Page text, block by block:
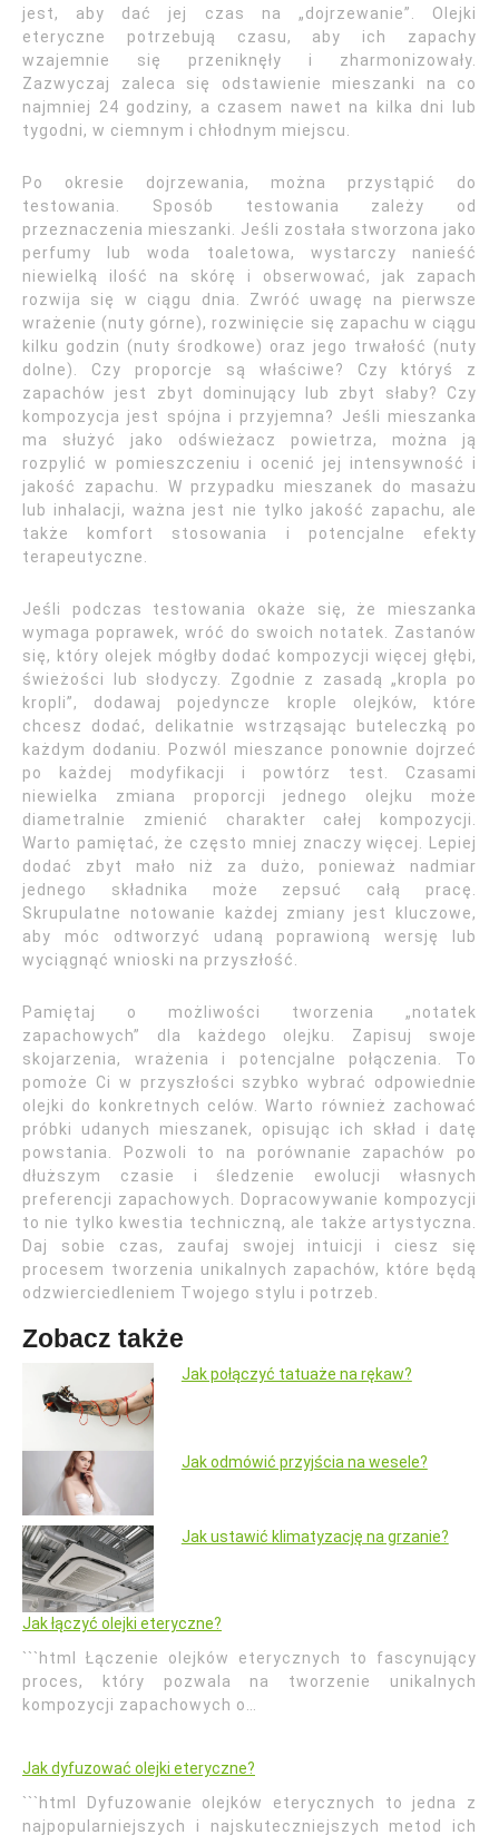
jest, aby dać jej czas na „dojrzewanie”. Olejki
eteryczne potrzebują czasu, aby ich zapachy
wzajemnie się przeniknęły i zharmonizowały.
Zazwyczaj zaleca się odstawienie mieszanki na co
najmniej 24 godziny, a czasem nawet na kilka dni lub
tygodni, w ciemnym i chłodnym miejscu.
Po okresie dojrzewania, można przystąpić do
testowania. Sposób testowania zależy od
przeznaczenia mieszanki. Jeśli została stworzona jako
perfumy lub woda toaletowa, wystarczy nanieść
niewielką ilość na skórę i obserwować, jak zapach
rozwija się w ciągu dnia. Zwróć uwagę na pierwsze
wrażenie (nuty górne), rozwinięcie się zapachu w ciągu
kilku godzin (nuty środkowe) oraz jego trwałość (nuty
dolne). Czy proporcje są właściwe? Czy któryś z
zapachów jest zbyt dominujący lub zbyt słaby? Czy
kompozycja jest spójna i przyjemna? Jeśli mieszanka
ma służyć jako odświeżacz powietrza, można ją
rozpylić w pomieszczeniu i ocenić jej intensywność i
jakość zapachu. W przypadku mieszanek do masażu
lub inhalacji, ważna jest nie tylko jakość zapachu, ale
także komfort stosowania i potencjalne efekty
terapeutyczne.
Jeśli podczas testowania okaże się, że mieszanka
wymaga poprawek, wróć do swoich notatek. Zastanów
się, który olejek mógłby dodać kompozycji więcej głębi,
świeżości lub słodyczy. Zgodnie z zasadą „kropla po
kropli”, dodawaj pojedyncze krople olejków, które
chcesz dodać, delikatnie wstrząsając buteleczką po
każdym dodaniu. Pozwól mieszance ponownie dojrzeć
po każdej modyfikacji i powtórz test. Czasami
niewielka zmiana proporcji jednego olejku może
diametralnie zmienić charakter całej kompozycji.
Warto pamiętać, że często mniej znaczy więcej. Lepiej
dodać zbyt mało niż za dużo, ponieważ nadmiar
jednego składnika może zepsuć całą pracę.
Skrupulatne notowanie każdej zmiany jest kluczowe,
aby móc odtworzyć udaną poprawioną wersję lub
wyciągnąć wnioski na przyszłość.
Pamiętaj o możliwości tworzenia „notatek
zapachowych” dla każdego olejku. Zapisuj swoje
skojarzenia, wrażenia i potencjalne połączenia. To
pomoże Ci w przyszłości szybko wybrać odpowiednie
olejki do konkretnych celów. Warto również zachować
próbki udanych mieszanek, opisując ich skład i datę
powstania. Pozwoli to na porównanie zapachów po
dłuższym czasie i śledzenie ewolucji własnych
preferencji zapachowych. Dopracowywanie kompozycji
to nie tylko kwestia techniczną, ale także artystyczna.
Daj sobie czas, zaufaj swojej intuicji i ciesz się
procesem tworzenia unikalnych zapachów, które będą
odzwierciedleniem Twojego stylu i potrzeb.
Zobacz także
Jak połączyć tatuaże na rękaw?
Jak odmówić przyjścia na wesele?
Jak ustawić klimatyzację na grzanie?
Jak łączyć olejki eteryczne?
```html Łączenie olejków eterycznych to fascynujący
proces, który pozwala na tworzenie unikalnych
kompozycji zapachowych o…
Jak dyfuzować olejki eteryczne?
```html Dyfuzowanie olejków eterycznych to jedna z
najpopularniejszych i najskuteczniejszych metod ich